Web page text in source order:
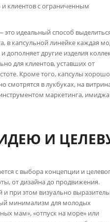
и клиентов с ограниченным
идеальный способ
в капсульной линейке каждая
дополняет другие изделия
для клиентов, уставших от
Кроме того, капсулы хорошо
в лукбуках, на
маркетинга,
И
с выбора концепции и
от дизайна до продвижения.
при этом визуально
минимализм для молодых
мам», «отпуск на море» или